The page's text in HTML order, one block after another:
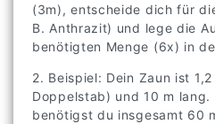
(3m), entscheide dich für
B. Anthrazit) und lege die
benötigten Menge (6x) in
2. Beispiel: Dein Zaun ist
Doppelstab) und 10 m lang.
benötigst du insgesamt 60